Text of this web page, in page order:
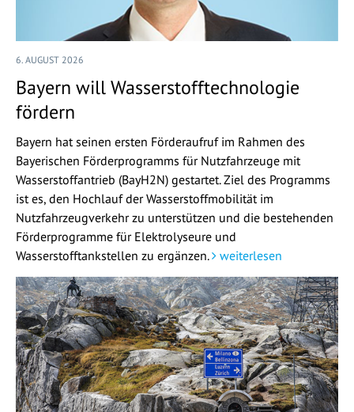
6. AUGUST 2026
Bayern will Wasserstofftechnologie
fördern
Bayern hat seinen ersten Förderaufruf im Rahmen des
Bayerischen Förderprogramms für Nutzfahrzeuge mit
Wasserstoffantrieb (BayH2N) gestartet. Ziel des Programms
ist es, den Hochlauf der Wasserstoffmobilität im
Nutzfahrzeugverkehr zu unterstützen und die bestehenden
Förderprogramme für Elektrolyseure und
Wasserstofftankstellen zu ergänzen.
weiterlesen